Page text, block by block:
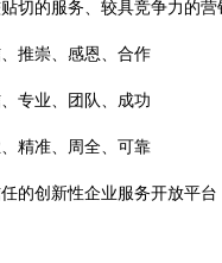
切的服务、较具竞争力的营
推崇、感恩、合作
专业、团队、成功
精准、周全、可靠
的创新性企业服务开放平台